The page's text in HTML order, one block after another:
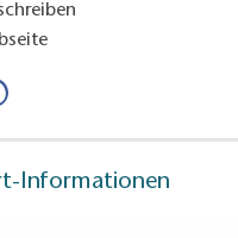
Informationen